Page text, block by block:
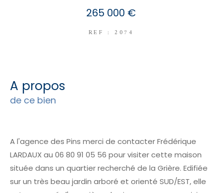
265 000 €
REF : 2074
a propos
de ce bien
A l'agence des Pins merci de contacter Frédérique
LARDAUX au 06 80 91 05 56 pour visiter cette maison
située dans un quartier recherché de la Grière. Edifiée
sur un très beau jardin arboré et orienté SUD/EST, elle